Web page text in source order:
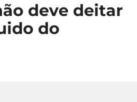
deve deitar
do